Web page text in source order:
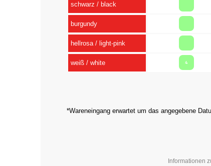
schwarz / black
burgundy
hellrosa / light-pink
weiß / white 4
*Wareneingang erwartet um das angegebene
Informationen